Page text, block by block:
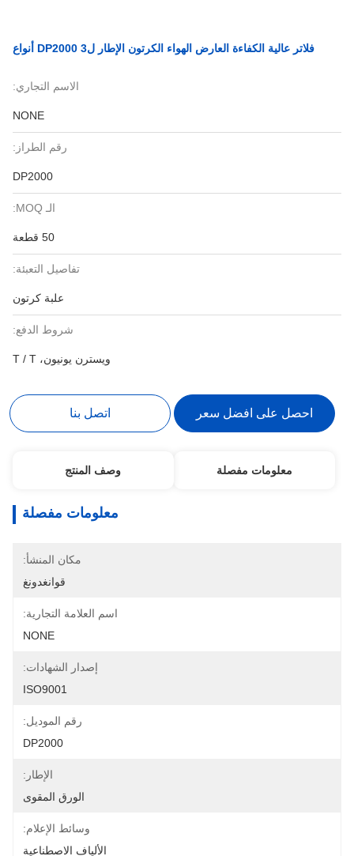
فلاتر عالية الكفاءة العارض الهواء الكرتون الإطار لDP2000 3 أنواع
الاسم التجاري:
NONE
رقم الطراز:
DP2000
الـ MOQ:
50 قطعة
تفاصيل التعبئة:
علبة كرتون
شروط الدفع:
ويسترن يونيون، T / T
احصل على افضل سعر اتصل بنا
معلومات مفصلة وصف المنتج
معلومات مفصلة
مكان المنشأ:
قوانغدونغ
اسم العلامة التجارية:
NONE
إصدار الشهادات:
ISO9001
رقم الموديل:
DP2000
الإطار:
الورق المقوى
وسائط الإعلام:
الألياف الاصطناعية